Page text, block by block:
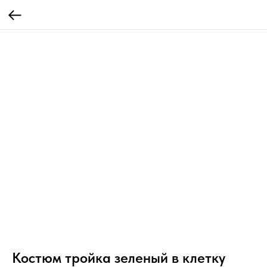
Костюм тройка зеленый в клетку